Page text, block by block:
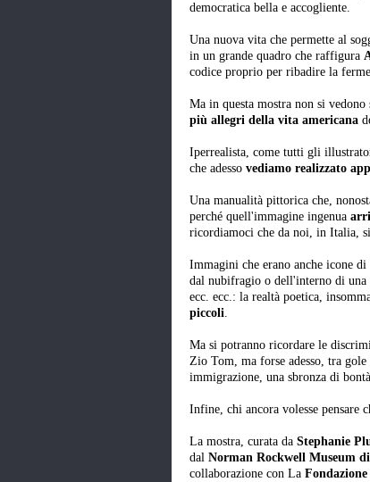
democratica bella e accogliente.
Una nuova vita che permette al
in un grande quadro che raffigura
codice proprio per ribadire la
Ma in questa mostra non si
più allegri della vita americana
Iperrealista, come tutti gli
che adesso vediamo realizzato
Una manualità pittorica che,
perché quell'immagine ingenua
ricordiamoci che da noi, in Italia, si
Immagini che erano anche icone
dal nubifragio o dell'interno di una
ecc. ecc.: la realtà poetica,
piccoli.
Ma si potranno ricordare le
Zio Tom, ma forse adesso, tra
immigrazione, una sbronza di
Infine, chi ancora volesse pensare
La mostra, curata da Stephanie
dal Norman Rockwell Museum
collaborazione con La